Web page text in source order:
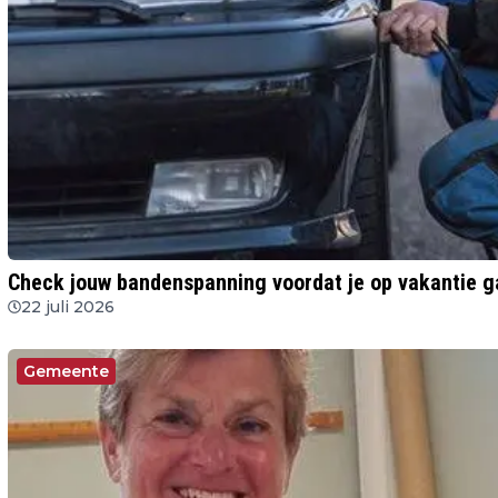
Check jouw bandenspanning voordat je op vakantie
22 juli 2026
Gemeente